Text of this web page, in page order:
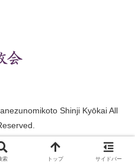
Shinji Kyōkai All
索 トップ サイドバー